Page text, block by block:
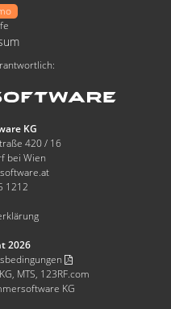
KG
420 / 16
bei Wien
1212
2026
MTS, 123RF.com
KG